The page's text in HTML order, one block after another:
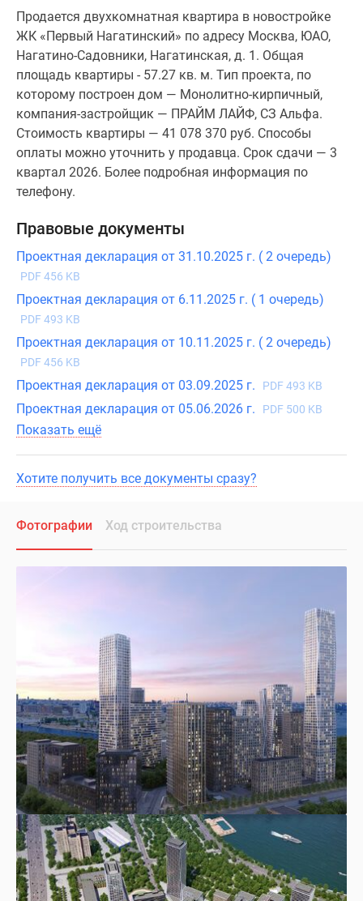
Продается двухкомнатная квартира в новостройке
ЖК «Первый Нагатинский» по адресу Москва, ЮАО,
Нагатино-Садовники, Нагатинская, д. 1. Общая
площадь квартиры - 57.27 кв. м. Тип проекта, по
которому построен дом — Монолитно-кирпичный,
компания-застройщик — ПРАЙМ ЛАЙФ, СЗ Альфа.
Стоимость квартиры — 41 078 370 руб. Способы
оплаты можно уточнить у продавца. Срок сдачи — 3
квартал 2026. Более подробная информация по
телефону.
Правовые документы
Проектная декларация от 31.10.2025 г. ( 2 очередь)
PDF 456 KB
Проектная декларация от 6.11.2025 г. ( 1 очередь)
PDF 493 KB
Проектная декларация от 10.11.2025 г. ( 2 очередь)
PDF 456 KB
Проектная декларация от 03.09.2025 г. PDF 493 KB
Проектная декларация от 05.06.2026 г. PDF 500 KB
Показать ещё
Хотите получить все документы сразу?
Фотографии Ход строительства